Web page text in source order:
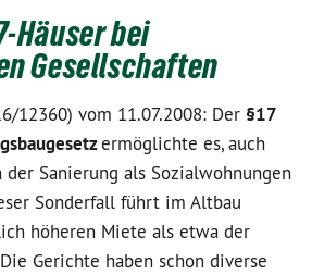
Häuser bei
Gesellschaften
12360) vom 11.07.2008: Der §17
ermöglichte es, auch
Sanierung als Sozialwohnungen
Sonderfall führt im Altbau
höheren Miete als etwa der
Gerichte haben schon diverse